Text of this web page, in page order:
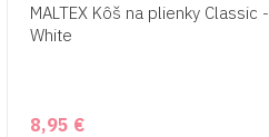
MALTEX Kôš na plienky Classic -
White
8,95 €